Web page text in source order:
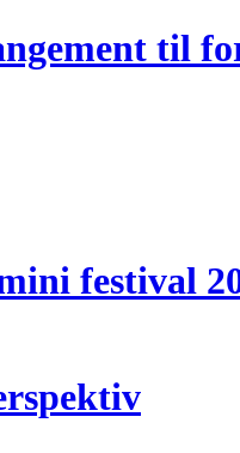
til
festival